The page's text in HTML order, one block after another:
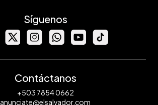
Síguenos
Contáctanos
+503 7854 0662
anunciate@elsalvador.com